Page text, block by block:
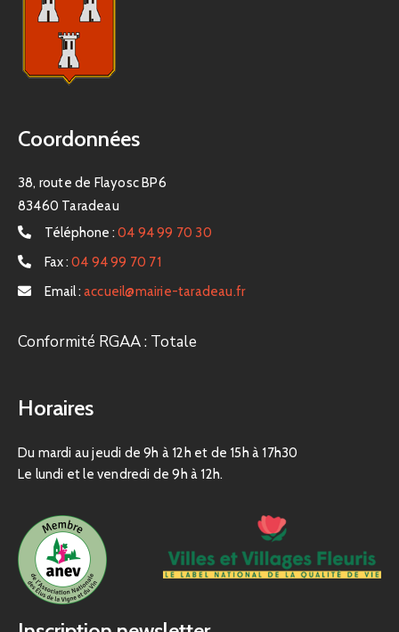
Coordonnées
38, route de Flayosc BP6
83460 Taradeau
Téléphone : 04 94 99 70 30
Fax : 04 94 99 70 71
Email : accueil@mairie-taradeau.fr
Conformité RGAA : Totale
Horaires
Du mardi au jeudi de 9h à 12h et de 15h à 17h30
Le lundi et le vendredi de 9h à 12h.